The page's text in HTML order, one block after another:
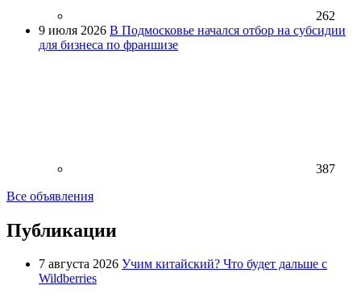
262
9 июля 2026 В Подмосковье начался отбор на субсидии
для бизнеса по франшизе
387
Все объявления
Публикации
7 августа 2026 Учим китайский? Что будет дальше с
Wildberries